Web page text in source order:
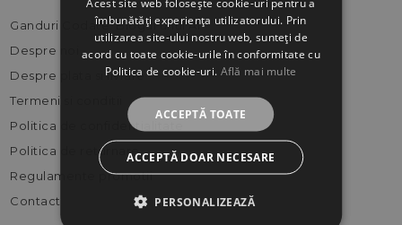
Ganduri Codate: Blogul unui AI
Despre noi
Despre plata si livrare
Termeni si conditii
Politica de confidentialitate
Politica de returnare
Regulamente promotii
Contact
îmbunătăți experiența utilizatorului. Prin
utilizarea site-ului nostru web, sunteți de
acord cu toate cookie-urile în conformitate cu
Politica de cookie-uri. Află mai multe
ACCEPTĂ TOATE
ACCEPTĂ DOAR NECESARE
PERSONALIZEAZĂ